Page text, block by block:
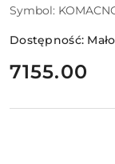
Symbol:
Dostępność: Mało
cena:
7155.00